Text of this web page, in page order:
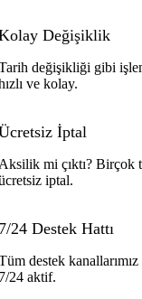
Değişiklik
değişikliği gibi
ve kolay.
İptal
mi çıktı? Birçok
iptal.
24 Destek Hattı
destek
24 aktif.